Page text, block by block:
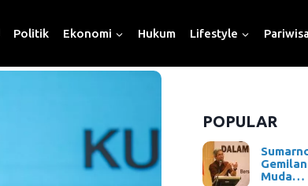
Politik Ekonomi Hukum Lifestyle
POPULAR
Muda…